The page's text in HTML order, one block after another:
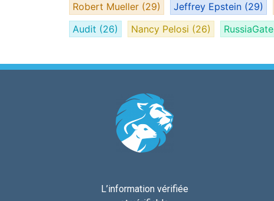
Robert Mueller (29) Jeffrey Epstein (29)
Audit (26) Nancy Pelosi (26) RussiaGate
L’information vérifiée